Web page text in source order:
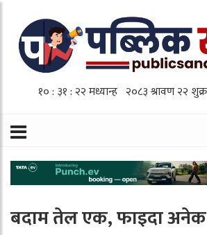
बदाम तेल एक, फाइदा अनेक